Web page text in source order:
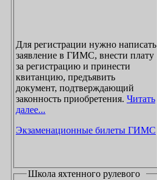
Для регистрации нужно написать
заявление в ГИМС, внести плату
за регистрацию и принести
квитанцию, предъявить
документ, подтверждающий
законность приобретения. Читать
далее...
Экзаменационные билеты ГИМС
Школа яхтенного рулевого